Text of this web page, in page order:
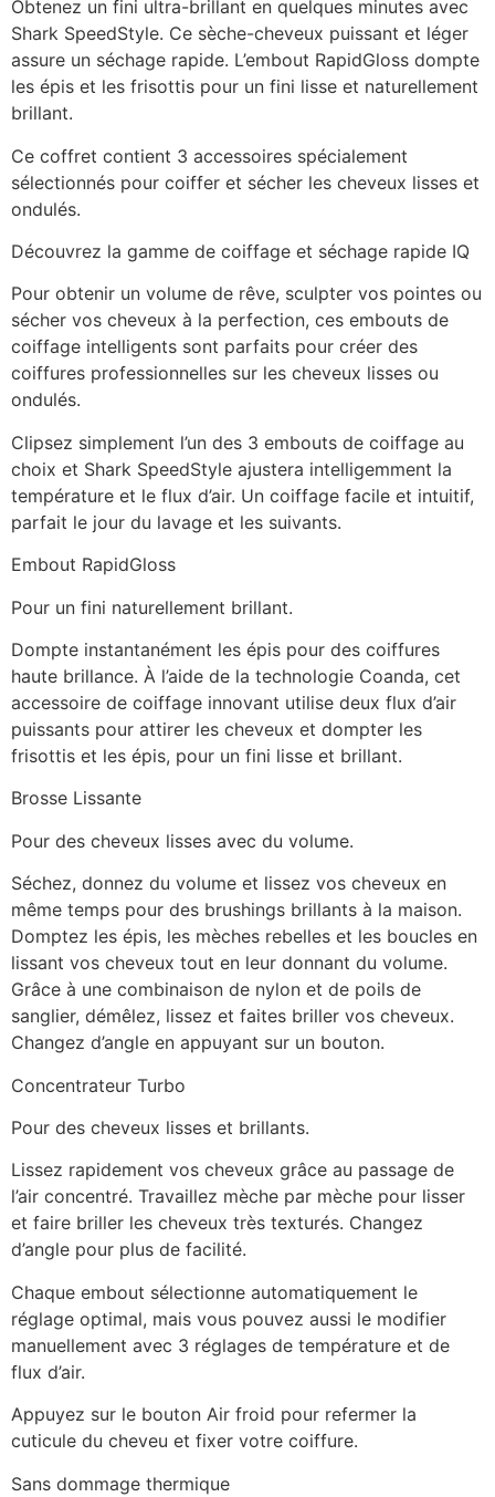
Obtenez un fini ultra-brillant en quelques minutes avec
Shark SpeedStyle. Ce sèche-cheveux puissant et léger
assure un séchage rapide. L’embout RapidGloss dompte
les épis et les frisottis pour un fini lisse et naturellement
brillant.
Ce coffret contient 3 accessoires spécialement
sélectionnés pour coiffer et sécher les cheveux lisses et
ondulés.
Découvrez la gamme de coiffage et séchage rapide IQ
Pour obtenir un volume de rêve, sculpter vos pointes ou
sécher vos cheveux à la perfection, ces embouts de
coiffage intelligents sont parfaits pour créer des
coiffures professionnelles sur les cheveux lisses ou
ondulés.
Clipsez simplement l’un des 3 embouts de coiffage au
choix et Shark SpeedStyle ajustera intelligemment la
température et le flux d’air. Un coiffage facile et intuitif,
parfait le jour du lavage et les suivants.
Embout RapidGloss
Pour un fini naturellement brillant.
Dompte instantanément les épis pour des coiffures
haute brillance. À l’aide de la technologie Coanda, cet
accessoire de coiffage innovant utilise deux flux d’air
puissants pour attirer les cheveux et dompter les
frisottis et les épis, pour un fini lisse et brillant.
Brosse Lissante
Pour des cheveux lisses avec du volume.
Séchez, donnez du volume et lissez vos cheveux en
même temps pour des brushings brillants à la maison.
Domptez les épis, les mèches rebelles et les boucles en
lissant vos cheveux tout en leur donnant du volume.
Grâce à une combinaison de nylon et de poils de
sanglier, démêlez, lissez et faites briller vos cheveux.
Changez d’angle en appuyant sur un bouton.
Concentrateur Turbo
Pour des cheveux lisses et brillants.
Lissez rapidement vos cheveux grâce au passage de
l’air concentré. Travaillez mèche par mèche pour lisser
et faire briller les cheveux très texturés. Changez
d’angle pour plus de facilité.
Chaque embout sélectionne automatiquement le
réglage optimal, mais vous pouvez aussi le modifier
manuellement avec 3 réglages de température et de
flux d’air.
Appuyez sur le bouton Air froid pour refermer la
cuticule du cheveu et fixer votre coiffure.
Sans dommage thermique